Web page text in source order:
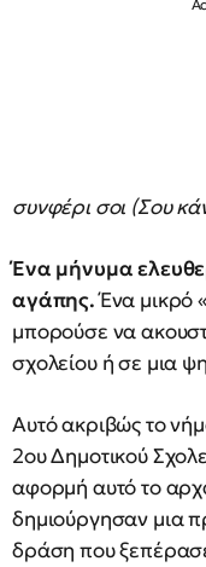
συνφέρι σοι (Σου
Ένα μήνυμα
αγάπης.Ένα μικρό
μπορούσε να
σχολείου ή σε μια
Αυτό ακριβώς το
2ου Δημοτικού
αφορμή αυτό το
δημιούργησαν μια
δράση που